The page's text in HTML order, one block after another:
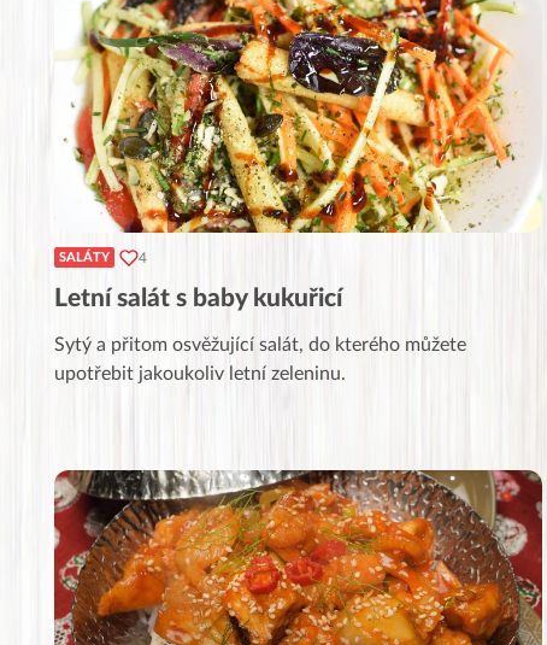
SALÁTY 4
Letní salát s baby kukuřicí
Sytý a přitom osvěžující salát, do kterého můžete
upotřebit jakoukoliv letní zeleninu.